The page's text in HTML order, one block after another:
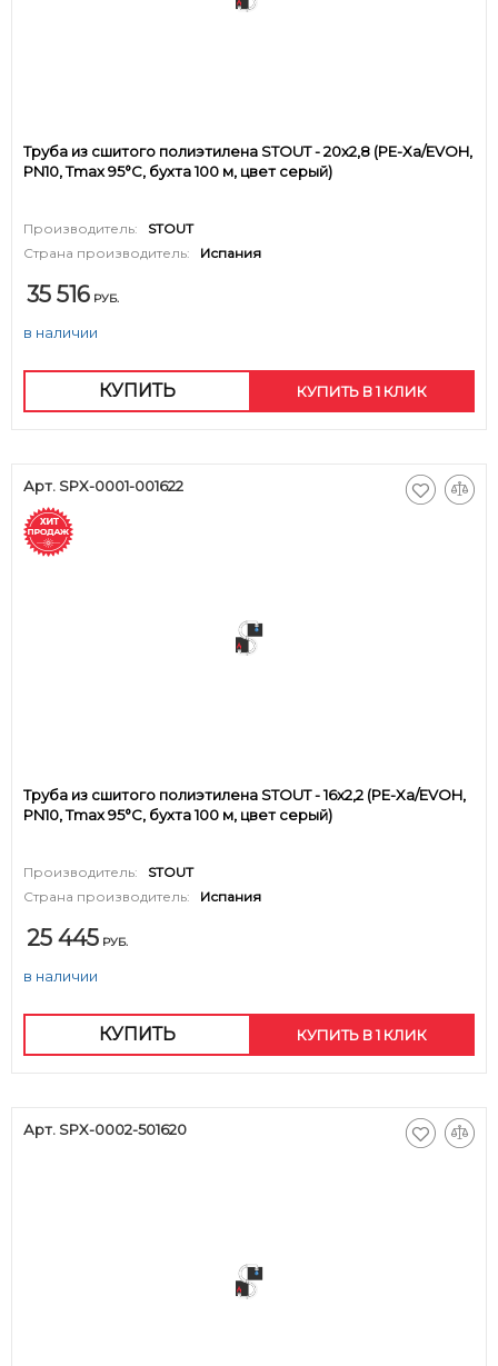
Труба из сшитого полиэтилена STOUT - 20x2,8 (PE-Xa/EVOH,
PN10, Tmax 95°C, бухта 100 м, цвет серый)
Производитель:
STOUT
Страна производитель:
Испания
35 516 РУБ.
в наличии
КУПИТЬ КУПИТЬ В 1 КЛИК
Арт. SPX-0001-001622
Труба из сшитого полиэтилена STOUT - 16x2,2 (PE-Xa/EVOH,
PN10, Tmax 95°C, бухта 100 м, цвет серый)
Производитель:
STOUT
Страна производитель:
Испания
25 445 РУБ.
в наличии
КУПИТЬ КУПИТЬ В 1 КЛИК
Арт. SPX-0002-501620